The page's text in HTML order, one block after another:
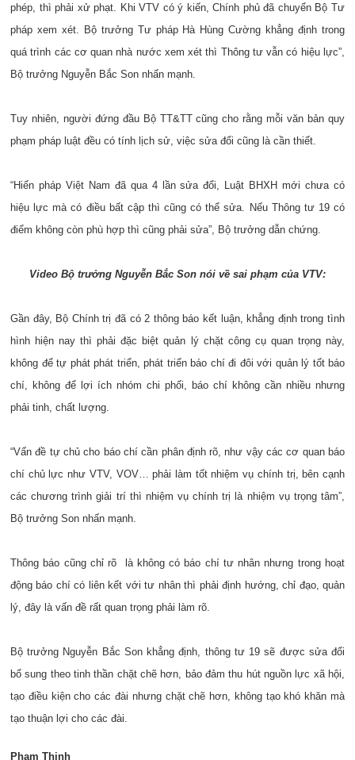
phép, thì phải xử phạt. Khi VTV có ý kiến, Chính phủ đã chuyển Bộ Tư
pháp xem xét. Bộ trưởng Tư pháp Hà Hùng Cường khẳng định trong
quá trình các cơ quan nhà nước xem xét thì Thông tư vẫn có hiệu lực”,
Bộ trưởng Nguyễn Bắc Son nhấn mạnh.
Tuy nhiên, người đứng đầu Bộ TT&TT cũng cho rằng mỗi văn bản quy
phạm pháp luật đều có tính lịch sử, việc sửa đổi cũng là cần thiết.
“Hiến pháp Việt Nam đã qua 4 lần sửa đổi, Luật BHXH mới chưa có
hiệu lực mà có điều bất cập thì cũng có thể sửa. Nếu Thông tư 19 có
điểm không còn phù hợp thì cũng phải sửa”, Bộ trưởng dẫn chứng.
Video Bộ trưởng Nguyễn Bắc Son nói về sai phạm của VTV:
Gần đây, Bộ Chính trị đã có 2 thông báo kết luận, khẳng định trong tình
hình hiện nay thì phải đặc biệt quản lý chặt công cụ quan trọng này,
không để tự phát phát triển, phát triển báo chí đi đôi với quản lý tốt báo
chí, không để lợi ích nhóm chi phối, báo chí không cần nhiều nhưng
phải tinh, chất lượng.
“Vấn đề tự chủ cho báo chí cần phân định rõ, như vậy các cơ quan báo
chí chủ lực như VTV, VOV… phải làm tốt nhiệm vụ chính trị, bên cạnh
các chương trình giải trí thì nhiệm vụ chính trị là nhiệm vụ trọng tâm”,
Bộ trưởng Son nhấn mạnh.
Thông báo cũng chỉ rõ là không có báo chí tư nhân nhưng trong hoạt
động báo chí có liên kết với tư nhân thì phải định hướng, chỉ đạo, quản
lý, đây là vấn đề rất quan trọng phải làm rõ.
Bộ trưởng Nguyễn Bắc Son khẳng định, thông tư 19 sẽ được sửa đổi
bổ sung theo tinh thần chặt chẽ hơn, bảo đảm thu hút nguồn lực xã hội,
tạo điều kiện cho các đài nhưng chặt chẽ hơn, không tạo khó khăn mà
tạo thuận lợi cho các đài.
Phạm Thịnh